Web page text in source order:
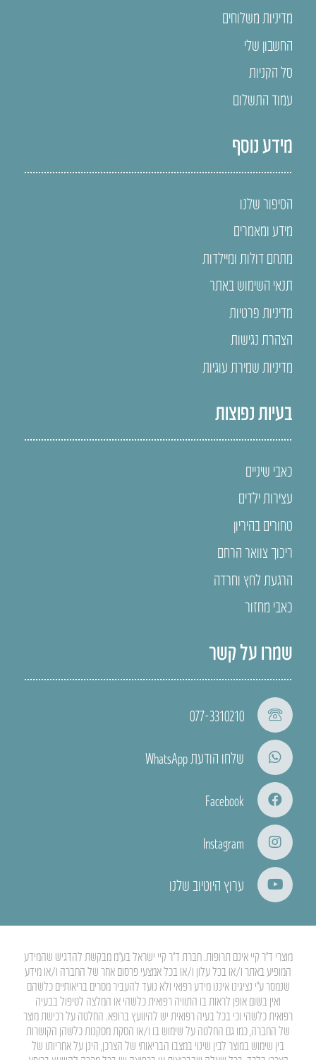
מדיניות משלוחים
החשבון שלי
סל הקניות
עמוד התשלום
מידע נוסף
הסיפור שלנו
מידע ומאמרים
מתחם דולות ומיילדות
תנאי השימוש באתר
מדיניות פרטיות
הצהרת נגישות
מדיניות שמירת עוגיות
בעיות נפוצות
כאבי שיניים
עצירות ילדים
טחורים בהיריון
ריכוך צוואר הרחם
הרגעת לחץ וחרדה
כאבי מחזור
שמרו על קשר
077-3310210
שלחו הודעת WhatsApp
Facebook
Instagram
ערוץ היוטיוב שלנו
מוצרי ד”ר קיי אינם תרופות. חברת ד”ר קיי ישראל בע”מ מבקשת להדגיש שהמידע
המופיע באתר ו/או בכל עלון ו/או בכל אמצעי פרסום אחר של החברה ו/או מידע
שנמסר ע”י נציגינו איננו מידע רפואי ולא נועד להעביר מסרים בריאותיים כלשהם
ואין בשום אופן לראות בו התוויה רפואית כלשהי או המלצה לטיפול בבעיה
רפואית כלשהי וכי בכל בעיה רפואית יש להיוועץ ברופא. החלטה על רכישת מוצר
של החברה, כמו גם החלטה על שימוש בו ו/או הסקת מסקנות כלשהן הקושרות
בין שימוש במוצר לבין שינוי במצבו הבריאותי של הצרכן, הינן על אחריותו של